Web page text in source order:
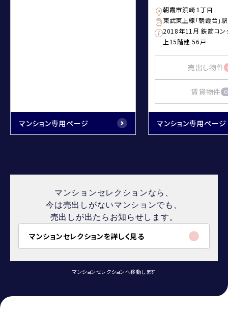
マンション専用ページ
朝霞市浜崎１丁目
東武東上線「朝霞台
2018年11月 鉄筋コン
上15階建 56戸
売出し物件
賃貸物件 0
マンション専用ページ
マンションセレクションなら、
今は売出しがないマンションでも、
売出しが出たらお知らせします。
マンションセレクションを詳しく見る
マンションセレクションへ移動します